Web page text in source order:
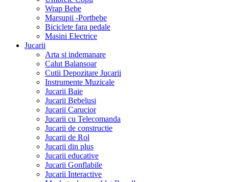
Wrap Bebe
Marsupii -Portbebe
Biciclete fara pedale
Masini Electrice
Jucarii
Arta si indemanare
Calut Balansoar
Cutii Depozitare Jucarii
Instrumente Muzicale
Jucarii Baie
Jucarii Bebelusi
Jucarii Carucior
Jucarii cu Telecomanda
Jucarii de constructie
Jucarii de Rol
Jucarii din plus
Jucarii educative
Jucarii Gonflabile
Jucarii Interactive